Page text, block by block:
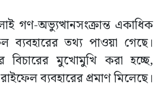
গণ-অভ্যুত্থানসংক্রান্ত একাধিক
ব্যবহারের তথ্য পাওয়া গেছে।
বিচারের মুখোমুখি করা হচ্ছে,
ব্যবহারের প্রমাণ মিলেছে।